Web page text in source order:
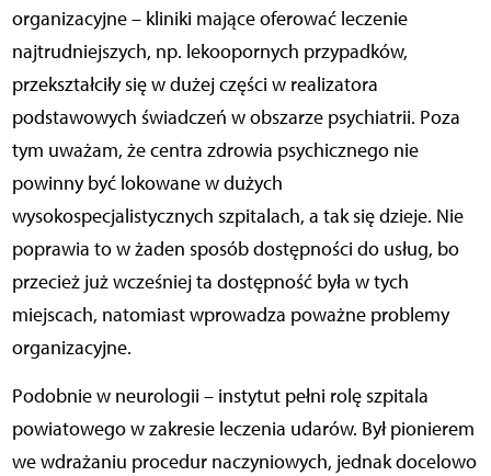
organizacyjne – kliniki mające oferować leczenie
najtrudniejszych, np. lekoopornych przypadków,
przekształciły się w dużej części w realizatora
podstawowych świadczeń w obszarze psychiatrii. Poza
tym uważam, że centra zdrowia psychicznego nie
powinny być lokowane w dużych
wysokospecjalistycznych szpitalach, a tak się dzieje. Nie
poprawia to w żaden sposób dostępności do usług, bo
przecież już wcześniej ta dostępność była w tych
miejscach, natomiast wprowadza poważne problemy
organizacyjne.
Podobnie w neurologii – instytut pełni rolę szpitala
powiatowego w zakresie leczenia udarów. Był pionierem
we wdrażaniu procedur naczyniowych, jednak docelowo